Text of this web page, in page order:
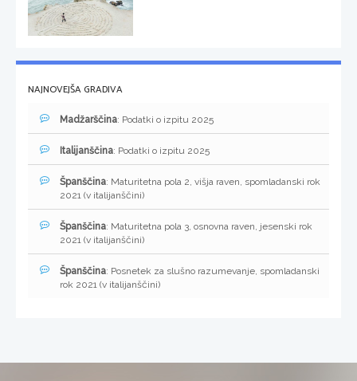
NAJNOVEJŠA GRADIVA
Madžarščina: Podatki o izpitu 2025
Italijanščina: Podatki o izpitu 2025
Španščina: Maturitetna pola 2, višja raven, spomladanski rok
2021 (v italijanščini)
Španščina: Maturitetna pola 3, osnovna raven, jesenski rok
2021 (v italijanščini)
Španščina: Posnetek za slušno razumevanje, spomladanski
rok 2021 (v italijanščini)